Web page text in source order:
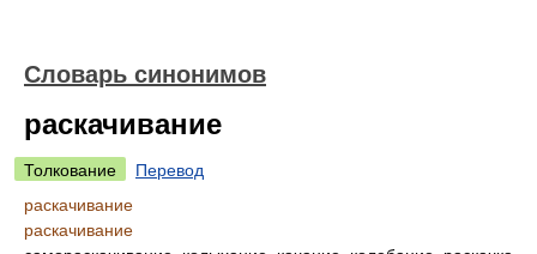
Словарь синонимов
раскачивание
Толкование
Перевод
раскачивание
раскачивание